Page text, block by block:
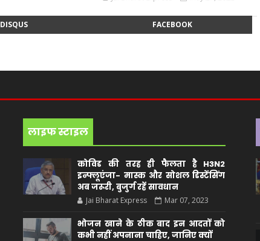
DISQUS FACEBOOK
लाइफ स्टाइल
कोविड की तरह ही फैलता है H3N2
इन्फ्लूएंजा- मास्क और सोशल डिस्टेंसिंग
अब जरूरी, बुजुर्ग रहें सावधान
Jai Bharat Express Mar 07, 2023
भोजन खाने के ठीक बाद इन आदतों को
कभी नहीं अपनाना चाहिए, जानिए क्यों